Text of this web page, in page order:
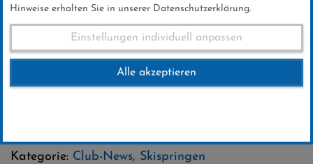
FIS Skisprung COC: Benjamin
Oestvold gewinnt vor Daniel
Huber
Kategorie: Club-News, Skispringen
Hinweise erhalten Sie in unserer Datenschutzerklärung.
Einstellungen individuell anpassen
Alle akzeptieren